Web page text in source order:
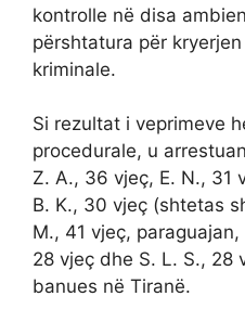
kontrolle në disa
përshtatura për
kriminale.
Si rezultat i veprimeve
procedurale, u
Z. A., 36 vjeç, E. N., 31
B. K., 30 vjeç (shtetas
M., 41 vjeç,
28 vjeç dhe S. L. S., 28
banues në Tiranë.